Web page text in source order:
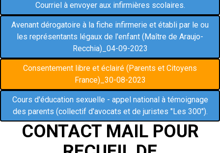
Courriel à envoyer aux infirmières scolaires.
Avenant dérogatoire à la fiche infirmerie et établi par le ou
les représentants légaux de l'enfant (Maître de Araujo-
Recchia)_04-09-2023
Consentement libre et éclairé (Parents et Citoyens
France)_30-08-2023
Cours d'éducation sexuelle - appel national à témoignage
des parents (collectif d'avocats et de juristes "Les 300").
CONTACT MAIL POUR